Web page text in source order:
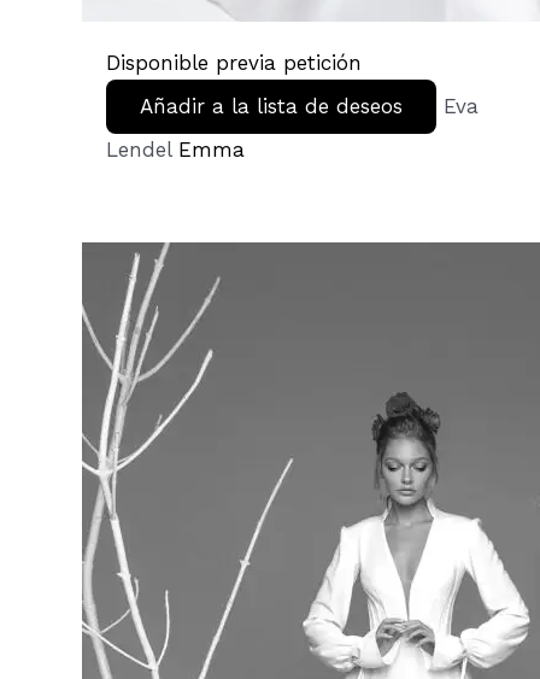
Disponible previa petición
Añadir a la lista de deseos
Eva
Lendel Emma